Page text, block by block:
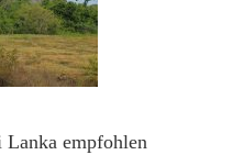
Lanka empfohlen